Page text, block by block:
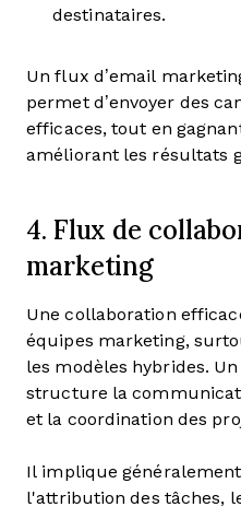
destinataires.
Un flux d’email
permet d’envoyer des
efficaces, tout en
améliorant les résultats
4. Flux de
marketing
Une collaboration
équipes marketing,
les modèles hybrides.
structure la
et la coordination des
Il implique
l'attribution des tâches,